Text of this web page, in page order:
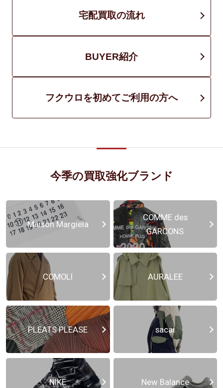
宅配買取の流れ
BUYER紹介
フクウロを初めてご利用の方へ
今季の買取強化ブランド
Maison Margiela
COMME des
GARCONS
COMOLI AURALEE
PLEATS PLEASE sacai
NIKE New Balance